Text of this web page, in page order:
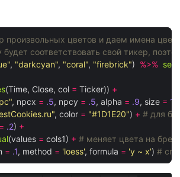
произвольных цветов и даем имена
соответствовать свой тикер,
, "darkcyan", "coral", "firebrick") %>%
(Time, Close, col = Ticker)) +
, npcx = .5, npcy = .5, alpha = .9, size = 15
, color = "#1D1E20") + # для
= .2) +
(values = cols1) + # меняет цвета на
= .1, method = 'loess', formula = 'y ~ x') #